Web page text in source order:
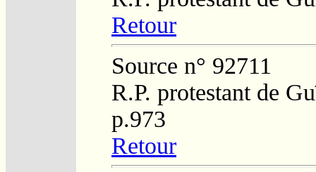
Retour
Source n° 92711
R.P. protestant de
p.973
Retour